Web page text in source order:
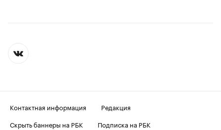
Контактная информация
Редакция
Скрыть баннеры на РБК
Подписка на РБК